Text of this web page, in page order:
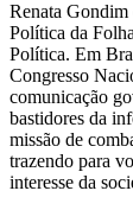
Renata Gondim
Política da
Política. Em
Congresso
comunicação
bastidores da
missão de
trazendo para
interesse da